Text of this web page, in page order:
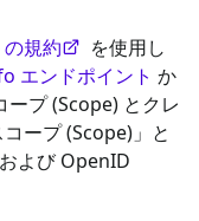
規約
を使用し
エンドポイント か
プ (Scope) とクレ
ープ (Scope)」と
よび OpenID